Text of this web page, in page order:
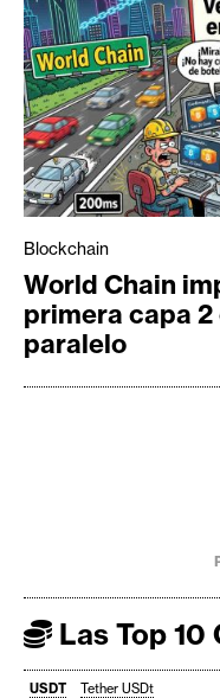
Blockchain
World Chain
primera capa
paralelo
Las Top
USDT Tether USDt